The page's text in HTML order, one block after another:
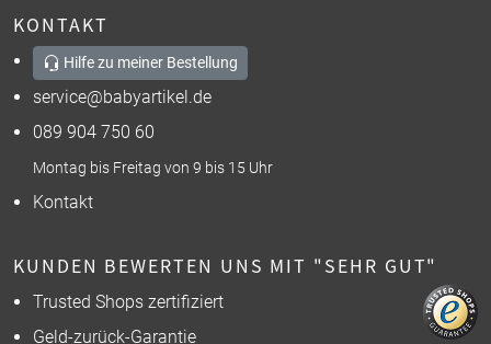
KONTAKT
Hilfe zu meiner Bestellung
service@babyartikel.de
089 904 750 60
Montag bis Freitag von 9 bis 15 Uhr
Kontakt
KUNDEN BEWERTEN UNS MIT "SEHR GUT"
Trusted Shops zertifiziert
Geld-zurück-Garantie